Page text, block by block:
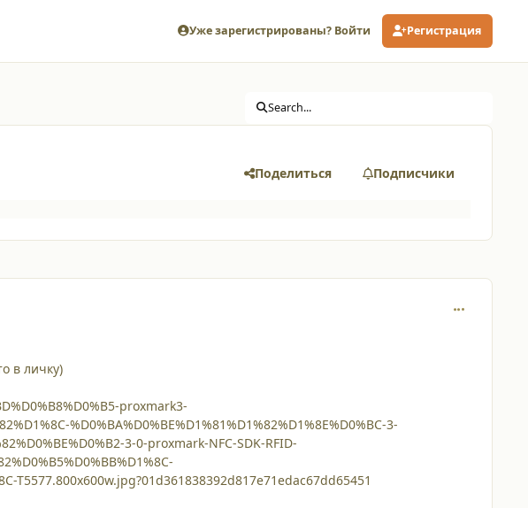
Уже зарегистрированы? Войти Регистрация
Search...
Поделиться Подписчики
в личку)